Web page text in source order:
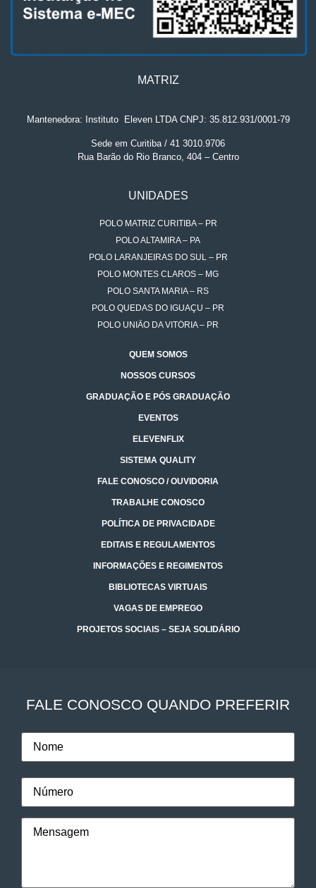
MATRIZ
Mantenedora: Instituto. Eleven LTDA CNPJ: 35.812.931/0001-79
Sede em Curitiba / 41 3010.9706
Rua Barão do Rio Branco, 404 – Centro
UNIDADES
POLO MATRIZ CURITIBA – PR
POLO ALTAMIRA – PA
POLO LARANJEIRAS DO SUL – PR
POLO MONTES CLAROS – MG
POLO SANTA MARIA – RS
POLO QUEDAS DO IGUAÇU – PR
POLO UNIÃO DA VITÓRIA – PR
QUEM SOMOS
NOSSOS CURSOS
GRADUAÇÃO E PÓS GRADUAÇÃO
EVENTOS
ELEVENFLIX
SISTEMA QUALITY
FALE CONOSCO / OUVIDORIA
TRABALHE CONOSCO
POLÍTICA DE PRIVACIDADE
EDITAIS E REGULAMENTOS
INFORMAÇÕES E REGIMENTOS
BIBLIOTECAS VIRTUAIS
VAGAS DE EMPREGO
PROJETOS SOCIAIS – SEJA SOLIDÁRIO
FALE CONOSCO QUANDO PREFERIR